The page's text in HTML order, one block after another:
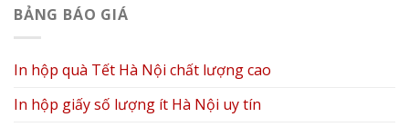
BẢNG BÁO GIÁ
In hộp quà Tết Hà Nội chất lượng cao
In hộp giấy số lượng ít Hà Nội uy tín